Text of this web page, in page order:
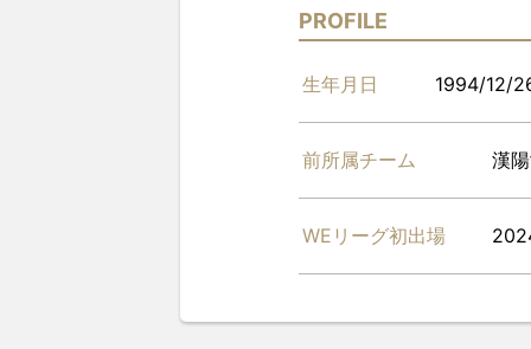
PROFILE
生年月日 1994/12/
前所属チーム 漢
WEリーグ初出場